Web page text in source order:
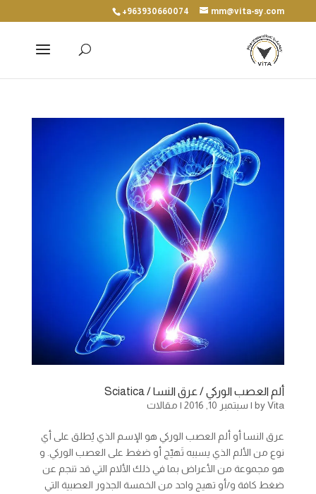
+963930660074 mm@vita-sy.com
ألم العصب الوركي / عرق النسا / Sciatica
byVita
| سبتمبر 10, 2016 | مقالات
عرق النسا أو ألم العصب الوركي هو الإسم الذي يُطلق على أي
نوع من الألم الذي يسببه تَهيّج أو ضغط على العصب الوركي. و
هو مجموعة من الأعراض بما في ذلك الألام التي قد تنجم عن
ضغط كافة و/أو تهيج واحد من الخمسة الجذور العصبية التي